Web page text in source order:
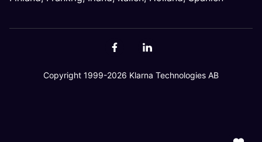
Copyright 1999-2026 Klarna Technologies AB